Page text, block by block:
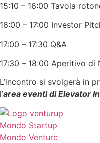
15:10 – 16:00 Tavola
16:00 – 17:00 Investor
17:00 – 17:30 Q&A
17:30 – 18:00 Aperitivo di
L’incontro si svolgerà in
l’area eventi di Elevator
Mondo Startup
Mondo Venture